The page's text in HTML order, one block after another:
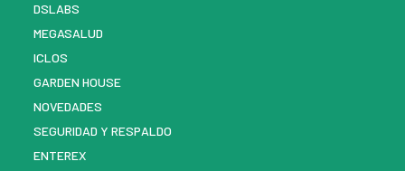
DSLABS
MEGASALUD
ICLOS
GARDEN HOUSE
NOVEDADES
SEGURIDAD Y RESPALDO
ENTEREX